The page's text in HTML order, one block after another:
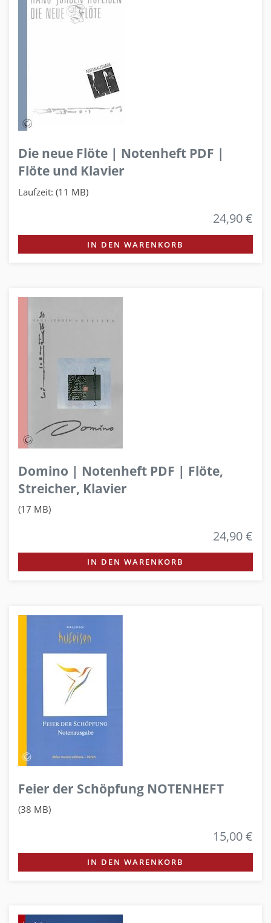
Die neue Flöte | Notenheft PDF |
Flöte und Klavier
Laufzeit: (11 MB)
24,90 €
IN DEN WARENKORB
Domino | Notenheft PDF | Flöte,
Streicher, Klavier
(17 MB)
24,90 €
IN DEN WARENKORB
Feier der Schöpfung NOTENHEFT
(38 MB)
15,00 €
IN DEN WARENKORB